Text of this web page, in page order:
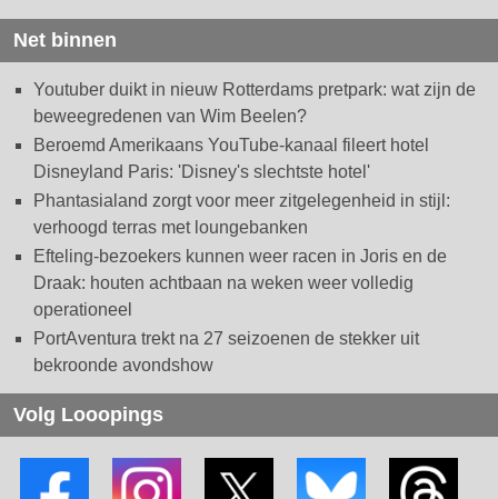
Net binnen
Youtuber duikt in nieuw Rotterdams pretpark: wat zijn de
beweegredenen van Wim Beelen?
Beroemd Amerikaans YouTube-kanaal fileert hotel
Disneyland Paris: 'Disney's slechtste hotel'
Phantasialand zorgt voor meer zitgelegenheid in stijl:
verhoogd terras met loungebanken
Efteling-bezoekers kunnen weer racen in Joris en de
Draak: houten achtbaan na weken weer volledig
operationeel
PortAventura trekt na 27 seizoenen de stekker uit
bekroonde avondshow
Volg Looopings